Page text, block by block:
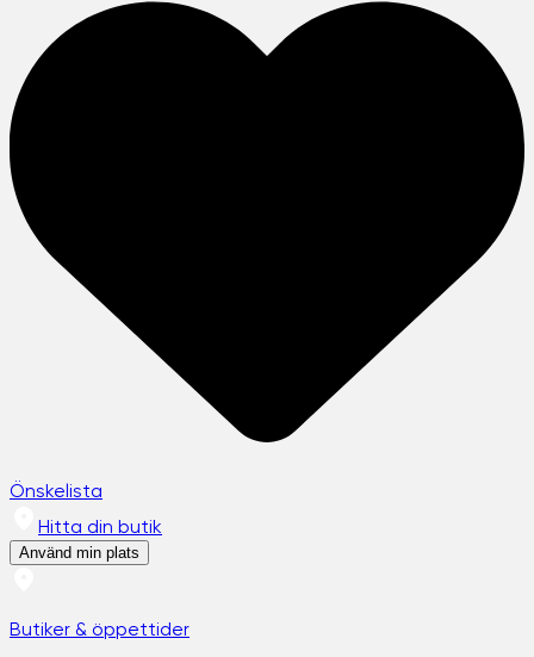
Önskelista
Hitta din butik
Använd min plats
Butiker & öppettider